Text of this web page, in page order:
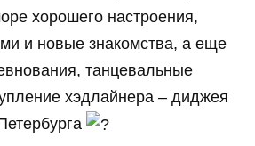
хорошего настроения,
и новые знакомства, а еще
танцевальные
хэдлайнера – диджея